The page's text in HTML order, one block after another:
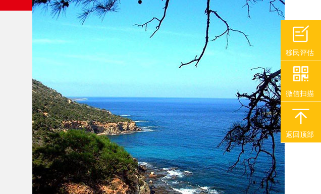
移民评估
微信扫描
返回顶部